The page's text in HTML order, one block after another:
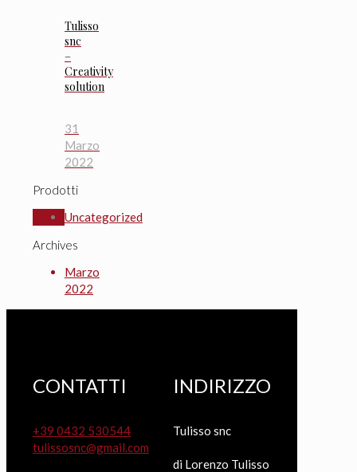
Tulisso
snc
–
Creativity
solution
31
Marzo
2022
Prodotti
Uncategorized
Archives
Marzo
2022
CONTATTI
+39 0432 530544
tulissosnc@gmail.com
INDIRIZZO
Tulisso snc
di Lorenzo Tulisso